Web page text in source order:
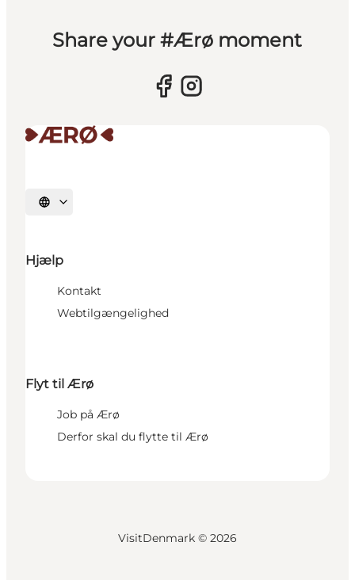
Share your #Ærø moment
Vælg sprog
Hjælp
Kontakt
Webtilgængelighed
Flyt til Ærø
Job på Ærø
Derfor skal du flytte til Ærø
VisitDenmark © 2026